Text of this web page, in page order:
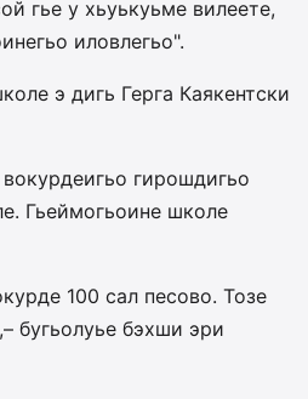
гье у хьуькуьме вилеете,
иловлегьо".
э дигь Герга Каякентски
гирошдигьо
Гьеймогьоине школе
100 сал песово. Тозе
бугьолуье бэхши эри